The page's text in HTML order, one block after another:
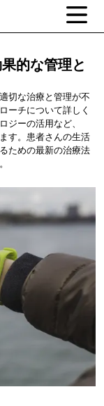
的な管理と
切な治療と管理が不
ーチについて詳しく
ジーの活用など、
す。患者さんの生活
ための最新の治療法